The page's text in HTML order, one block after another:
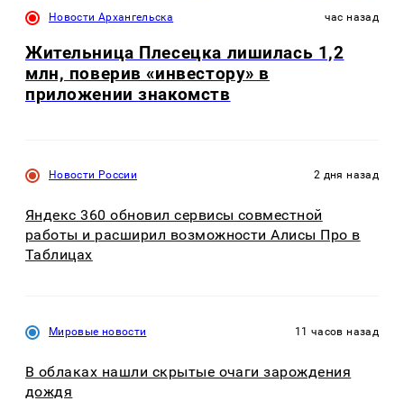
Новости Архангельска час назад
Жительница Плесецка лишилась 1,2
млн, поверив «инвестору» в
приложении знакомств
Новости России 2 дня назад
Яндекс 360 обновил сервисы совместной
работы и расширил возможности Алисы Про в
Таблицах
Мировые новости 11 часов назад
В облаках нашли скрытые очаги зарождения
дождя